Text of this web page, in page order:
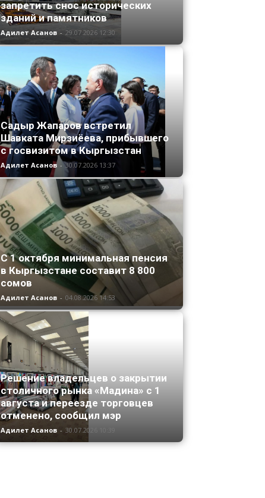
запретить снос исторических
зданий и памятников
Адилет Асанов - 29.07.2026 12:30
Садыр Жапаров встретил
Шавката Мирзиёева, прибывшего
с госвизитом в Кыргызстан
Адилет Асанов - 30.07.2026 13:37
С 1 октября минимальная пенсия
в Кыргызстане составит 8 800
сомов
Адилет Асанов - 04.08.2026 14:53
Решение владельцев о закрытии
столичного рынка «Мадина» с 1
августа и переезде торговцев
отменено, сообщил мэр
Адилет Асанов - 30.07.2026 10:39